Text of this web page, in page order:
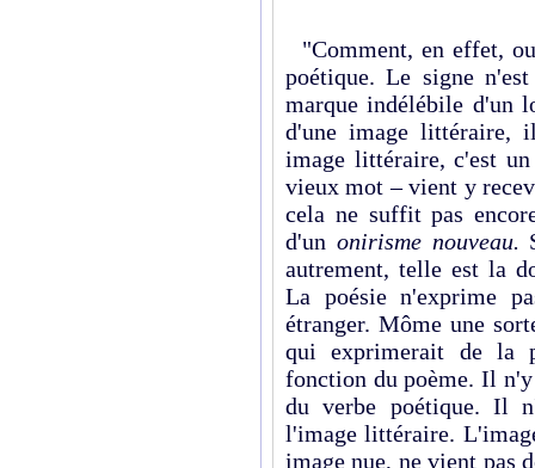
"Comment, en effet,
poétique. Le signe
marque indélébile d'un
d'une image littéraire,
image littéraire, c'est
vieux mot – vient y
cela ne suffit pas
d'un onirisme nouveau.
autrement, telle est la
La poésie n'exprime
étranger. Môme une
qui exprimerait de la
fonction du poème. Il
du verbe poétique. Il
l'image littéraire.
image nue, ne vient pas